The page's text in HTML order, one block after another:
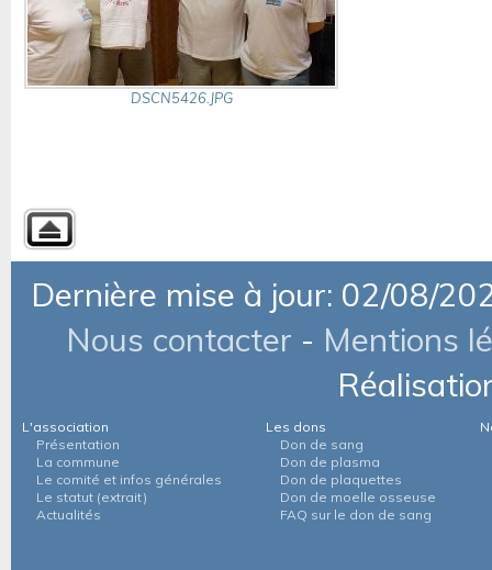
DSCN5426.JPG
Dernière mise à jour: 02/08/
Nous contacter - Mentions
L'association
Présentation
La commune
Le comité et infos générales
Le statut (extrait)
Actualités
Les dons
Don de sang
Don de plasma
Don de plaquettes
Don de moelle osseuse
FAQ sur le don de sang